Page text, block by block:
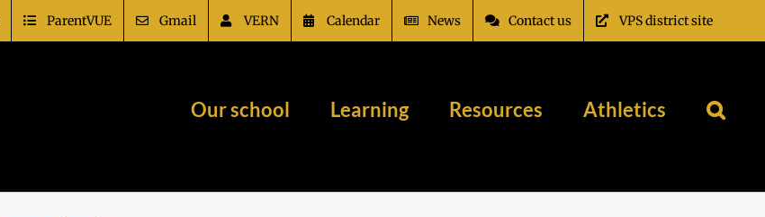
ParentVUE Gmail VERN Calendar News Contact us VPS district site
Our school Learning Resources Athletics